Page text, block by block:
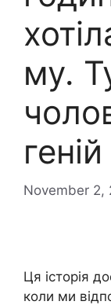
му.
геній
November 2,
Ця історія
коли ми